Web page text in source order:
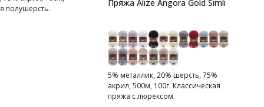
полушерсть.
Пряжа Alize Angora Gold Simli
5% металлик, 20% шерсть, 75%
акрил, 500м, 100г. Классическая
пряжа с люрексом.